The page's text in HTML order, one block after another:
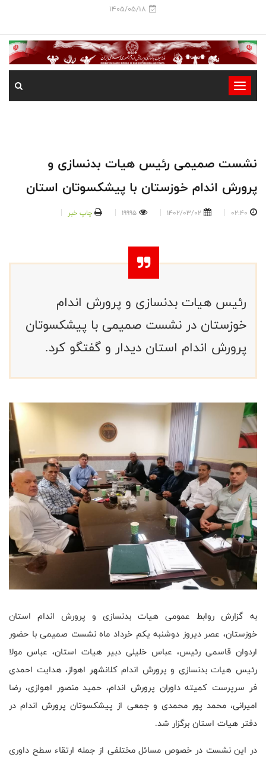
1405/05/18
-
-
نشست صمیمی رئیس هیات بدنسازی و
پرورش اندام خوزستان با پیشکسوتان استان
02:40
1402/03/02
19995 چاپ خبر
رئیس هیات بدنسازی و پرورش اندام
خوزستان در نشست صمیمی با پیشکسوتان
پرورش اندام استان دیدار و گفتگو کرد.
به گزارش روابط عمومی هیات بدنسازی و پرورش اندام استان
خوزستان، عصر دیروز دوشنبه یکم خرداد ماه نشست صمیمی با حضور
اردوان قاسمی رئیس، عباس خلیلی دبیر هیات استان، عباس مولا
رئیس هیات بدنسازی و پرورش اندام کلانشهر اهواز، هدایت احمدی
فر سرپرست کمیته داوران پرورش اندام، حمید منصور اهوازی، رضا
امیرانی، محمد پور محمدی و جمعی از پیشکسوتان پرورش اندام در
دفتر هیات استان برگزار شد.
در این نشست در خصوص مسائل مختلفی از جمله ارتقاء سطح داوری